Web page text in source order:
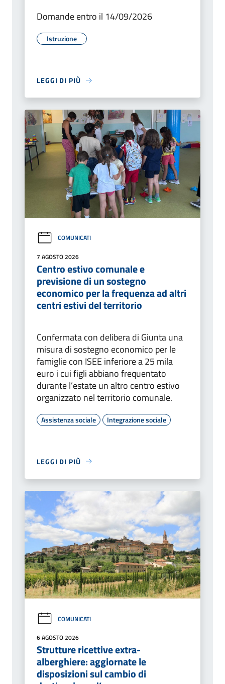
Domande entro il 14/09/2026
Istruzione
LEGGI DI PIÙ
COMUNICATI
7 AGOSTO 2026
Centro estivo comunale e
previsione di un sostegno
economico per la frequenza ad altri
centri estivi del territorio
Confermata con delibera di Giunta una
misura di sostegno economico per le
famiglie con ISEE inferiore a 25 mila
euro i cui figli abbiano frequentato
durante l’estate un altro centro estivo
organizzato nel territorio comunale.
Assistenza sociale Integrazione sociale
LEGGI DI PIÙ
COMUNICATI
6 AGOSTO 2026
Strutture ricettive extra-
alberghiere: aggiornate le
disposizioni sul cambio di